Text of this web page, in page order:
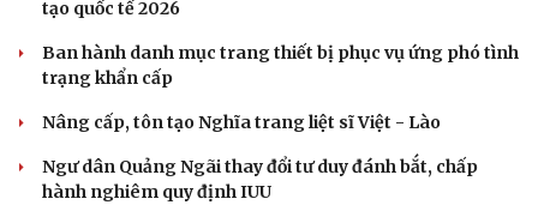
tạo quốc tế 2026
Ban hành danh mục trang thiết bị phục vụ ứng phó tình
trạng khẩn cấp
Nâng cấp, tôn tạo Nghĩa trang liệt sĩ Việt - Lào
Ngư dân Quảng Ngãi thay đổi tư duy đánh bắt, chấp
hành nghiêm quy định IUU